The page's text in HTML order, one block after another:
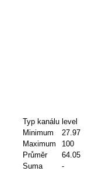
Typ kanálu level
Minimum
27.97
Maximum
100
Průměr
64.05
Suma
-